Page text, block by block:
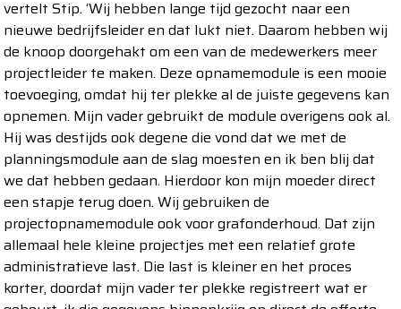
vertelt Stip. ‘Wij hebben lange tijd gezocht naar een
nieuwe bedrijfsleider en dat lukt niet. Daarom hebben wij
de knoop doorgehakt om een van de medewerkers meer
projectleider te maken. Deze opnamemodule is een mooie
toevoeging, omdat hij ter plekke al de juiste gegevens kan
opnemen. Mijn vader gebruikt de module overigens ook al.
Hij was destijds ook degene die vond dat we met de
planningsmodule aan de slag moesten en ik ben blij dat
we dat hebben gedaan. Hierdoor kon mijn moeder direct
een stapje terug doen. Wij gebruiken de
projectopnamemodule ook voor grafonderhoud. Dat zijn
allemaal hele kleine projectjes met een relatief grote
administratieve last. Die last is kleiner en het proces
korter, doordat mijn vader ter plekke registreert wat er